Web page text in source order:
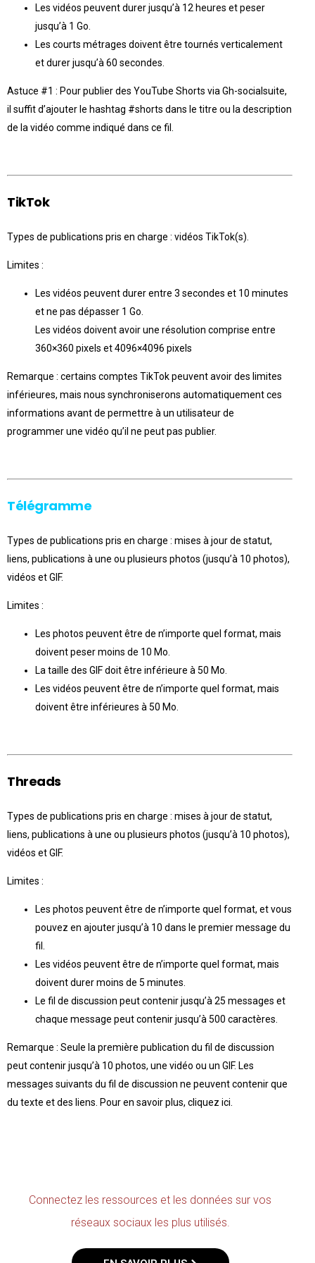
Les vidéos peuvent durer jusqu’à 12 heures et peser
jusqu’à 1 Go.
Les courts métrages doivent être tournés verticalement
et durer jusqu’à 60 secondes.
Astuce #1 : Pour publier des YouTube Shorts via Gh-socialsuite,
il suffit d’ajouter le hashtag #shorts dans le titre ou la description
de la vidéo comme indiqué dans ce fil.
TikTok
Types de publications pris en charge : vidéos TikTok(s).
Limites :
Les vidéos peuvent durer entre 3 secondes et 10 minutes
et ne pas dépasser 1 Go.
Les vidéos doivent avoir une résolution comprise entre
360×360 pixels et 4096×4096 pixels
Remarque : certains comptes TikTok peuvent avoir des limites
inférieures, mais nous synchroniserons automatiquement ces
informations avant de permettre à un utilisateur de
programmer une vidéo qu’il ne peut pas publier.
Télégramme
Types de publications pris en charge : mises à jour de statut,
liens, publications à une ou plusieurs photos (jusqu’à 10 photos),
vidéos et GIF.
Limites :
Les photos peuvent être de n’importe quel format, mais
doivent peser moins de 10 Mo.
La taille des GIF doit être inférieure à 50 Mo.
Les vidéos peuvent être de n’importe quel format, mais
doivent être inférieures à 50 Mo.
Threads
Types de publications pris en charge : mises à jour de statut,
liens, publications à une ou plusieurs photos (jusqu’à 10 photos),
vidéos et GIF.
Limites :
Les photos peuvent être de n’importe quel format, et vous
pouvez en ajouter jusqu’à 10 dans le premier message du
fil.
Les vidéos peuvent être de n’importe quel format, mais
doivent durer moins de 5 minutes.
Le fil de discussion peut contenir jusqu’à 25 messages et
chaque message peut contenir jusqu’à 500 caractères.
Remarque : Seule la première publication du fil de discussion
peut contenir jusqu’à 10 photos, une vidéo ou un GIF. Les
messages suivants du fil de discussion ne peuvent contenir que
du texte et des liens. Pour en savoir plus, cliquez ici.
Connectez les ressources et les données sur vos
réseaux sociaux les plus utilisés.